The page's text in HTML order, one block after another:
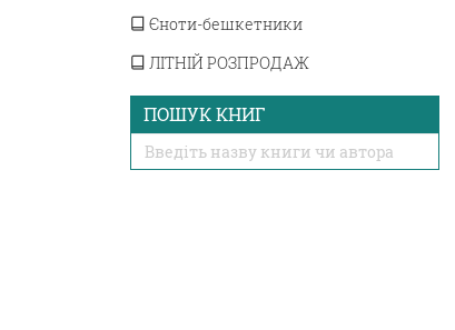
Єноти-бешкетники
ЛІТНІЙ РОЗПРОДАЖ
ПОШУК КНИГ